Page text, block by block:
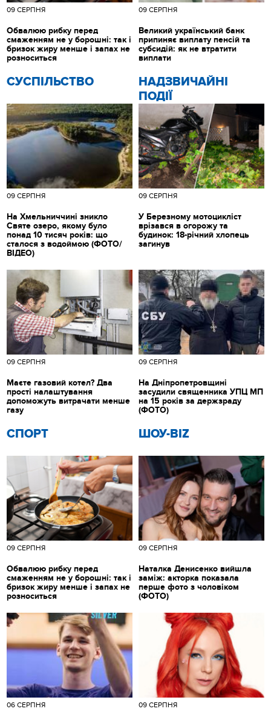
CУСПІЛЬСТВО
09 СЕРПНЯ
На Хмельниччині зникло
Святе озеро, якому було
понад 10 тисяч років: що
сталося з водоймою (ФОТО/
ВІДЕО)
НАДЗВИЧАЙНІ
ПОДІЇ
09 СЕРПНЯ
У Березному мотоцикліст
врізався в огорожу та
будинок: 18-річний хлопець
загинув
СПОРТ
09 СЕРПНЯ
Обвалюю рибку перед
смаженням не у борошні: так і
бризок жиру менше і запах не
розноситься
ШОУ-BIZ
09 СЕРПНЯ
Наталка Денисенко вийшла
заміж: акторка показала
перше фото з чоловіком
(ФОТО)
09 СЕРПНЯ
Обвалюю рибку перед
смаженням не у борошні: так і
бризок жиру менше і запах не
розноситься
09 СЕРПНЯ
Великий український банк
припиняє виплату пенсій та
субсидій: як не втратити
виплати
09 СЕРПНЯ
Маєте газовий котел? Два
прості налаштування
допоможуть витрачати менше
газу
09 СЕРПНЯ
На Дніпропетровщині
засудили священника УПЦ МП
на 15 років за держзраду
(ФОТО)
06 СЕРПНЯ 09 СЕРПНЯ